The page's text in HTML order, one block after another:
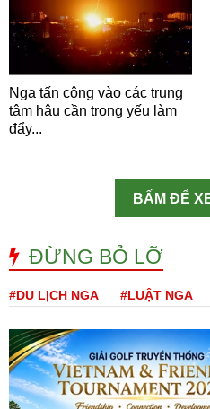
Nga tấn công vào các trung
tâm hậu cần trọng yếu làm
đẩy...
BẤM ĐỂ
ĐỪNG BỎ LỠ
#DU LỊCH NGA #LUẬT NGA